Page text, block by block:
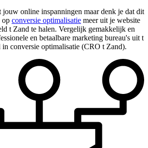
online inspanningen maar denk je dat dit
op conversie optimalisatie meer uit je website
t Zand te halen. Vergelijk gemakkelijk en
en betaalbare marketing bureau's uit t
in conversie optimalisatie (CRO t Zand).